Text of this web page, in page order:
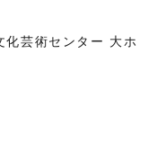
芸術センター 大ホ